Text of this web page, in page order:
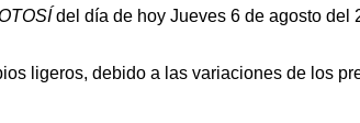
del día de hoy Jueves 6 de agosto del
ligeros, debido a las variaciones de los